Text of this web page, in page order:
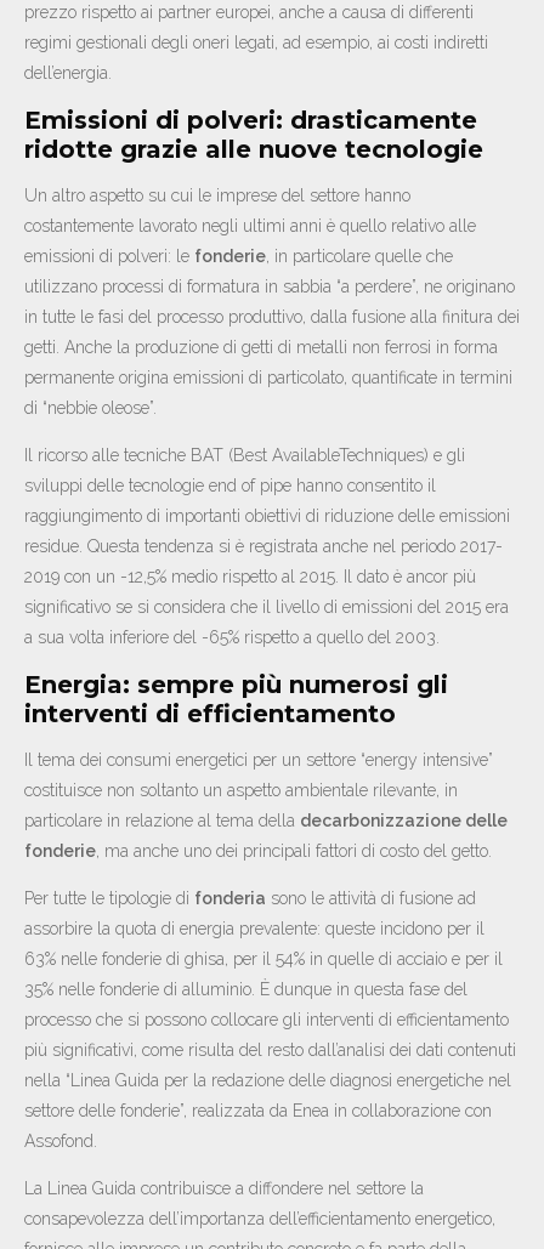
prezzo rispetto ai partner europei, anche a causa di differenti
regimi gestionali degli oneri legati, ad esempio, ai costi indiretti
dell’energia.
Emissioni di polveri: drasticamente
ridotte grazie alle nuove tecnologie
Un altro aspetto su cui le imprese del settore hanno
costantemente lavorato negli ultimi anni è quello relativo alle
emissioni di polveri: le fonderie , in particolare quelle che
utilizzano processi di formatura in sabbia “a perdere”, ne originano
in tutte le fasi del processo produttivo, dalla fusione alla finitura dei
getti. Anche la produzione di getti di metalli non ferrosi in forma
permanente origina emissioni di particolato, quantificate in termini
di “nebbie oleose”.
Il ricorso alle tecniche BAT (Best AvailableTechniques) e gli
sviluppi delle tecnologie end of pipe hanno consentito il
raggiungimento di importanti obiettivi di riduzione delle emissioni
residue. Questa tendenza si è registrata anche nel periodo 2017-
2019 con un -12,5% medio rispetto al 2015. Il dato è ancor più
significativo se si considera che il livello di emissioni del 2015 era
a sua volta inferiore del -65% rispetto a quello del 2003.
Energia: sempre più numerosi gli
interventi di efficientamento
Il tema dei consumi energetici per un settore “energy intensive”
costituisce non soltanto un aspetto ambientale rilevante, in
particolare in relazione al tema della decarbonizzazione delle
fonderie , ma anche uno dei principali fattori di costo del getto.
Per tutte le tipologie di fonderia sono le attività di fusione ad
assorbire la quota di energia prevalente: queste incidono per il
63% nelle fonderie di ghisa, per il 54% in quelle di acciaio e per il
35% nelle fonderie di alluminio. È dunque in questa fase del
processo che si possono collocare gli interventi di efficientamento
più significativi, come risulta del resto dall’analisi dei dati contenuti
nella “Linea Guida per la redazione delle diagnosi energetiche nel
settore delle fonderie”, realizzata da Enea in collaborazione con
Assofond.
La Linea Guida contribuisce a diffondere nel settore la
consapevolezza dell’importanza dell’efficientamento energetico,